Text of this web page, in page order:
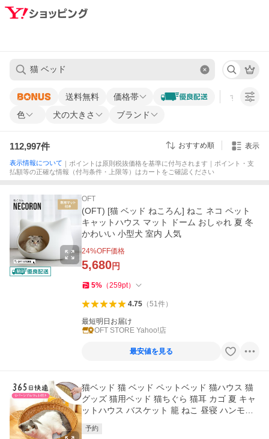
送料無料 価格帯 すべての条
色 犬の大きさ ブランド
112,997件 おすすめ順 表示
表示情報について ｜ポイントは原則税抜価格を基準に付与されます｜ポイント・支
払額等の正確な情報（付与条件・上限等）はカートをご確認ください
OFT
(OFT) [猫 ベッド ねころん] ねこ ネコ ペット
キャットハウス マット ドーム おしゃれ 夏 冬
かわいい 小型犬 室内 人気
24%OFF価格
5,680円
5% （259pt）
4.75（51件）
最短明日お届け
OFT STORE Yahoo!店
最安値を見る
猫ベッド 猫 ベッド ペットベッド 猫ハウス 猫
グッズ 猫用ベッド 猫ちぐら 猫耳 カゴ 夏 キャ
ットハウス バスケット 籠 ねこ 昼寝 ハンモッ
予約